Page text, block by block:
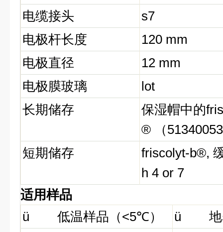
电缆接头
s7
电极杆长度
120 mm
电极直径
12 mm
电极膜玻璃
lot
长期储存
保湿帽中的
® （
短期储存
friscolyt-b®,
h 4 or 7
适用样品
ü
低温样品（<5℃） ü